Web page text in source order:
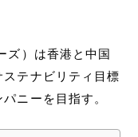
ズ）は香港と中国
テナビリティ目標
ニーを目指す。